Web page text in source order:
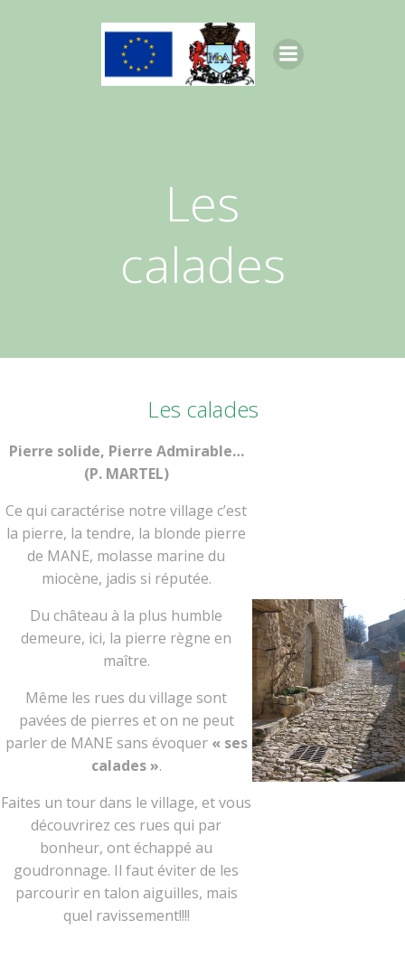
au
contenu
Les
calades
Les calades
Pierre solide, Pierre Admirable…
(P. MARTEL)
Ce qui caractérise notre village c’est
la pierre, la tendre, la blonde pierre
de MANE, molasse marine du
miocène, jadis si réputée.
Du château à la plus humble
demeure, ici, la pierre règne en
maître.
Même les rues du village sont
pavées de pierres et on ne peut
parler de MANE sans évoquer« ses
calades ».
Faites un tour dans le village, et vous
découvrirez ces rues qui par
bonheur, ont échappé au
goudronnage. Il faut éviter de les
parcourir en talon aiguilles, mais
quel ravissement!!!!